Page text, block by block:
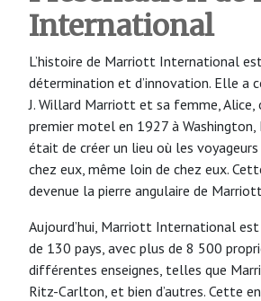
International
L’histoire de Marriott International
détermination et d’innovation. Elle a
J. Willard Marriott et sa femme,
premier motel en 1927 à Washington,
était de créer un lieu où les
chez eux, même loin de chez eux.
devenue la pierre angulaire de
Aujourd’hui, Marriott International
de 130 pays, avec plus de 8 500
différentes enseignes, telles que
Ritz-Carlton, et bien d’autres. Cette